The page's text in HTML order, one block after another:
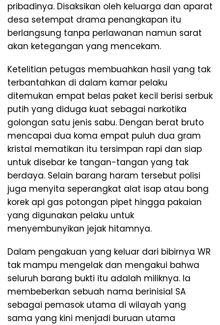
pribadinya. Disaksikan oleh keluarga dan aparat
desa setempat drama penangkapan itu
berlangsung tanpa perlawanan namun sarat
akan ketegangan yang mencekam.
​Ketelitian petugas membuahkan hasil yang tak
terbantahkan di dalam kamar pelaku
ditemukan empat belas paket kecil berisi serbuk
putih yang diduga kuat sebagai narkotika
golongan satu jenis sabu. Dengan berat bruto
mencapai dua koma empat puluh dua gram
kristal mematikan itu tersimpan rapi dan siap
untuk disebar ke tangan-tangan yang tak
berdaya. Selain barang haram tersebut polisi
juga menyita seperangkat alat isap atau bong
korek api gas potongan pipet hingga pakaian
yang digunakan pelaku untuk
menyembunyikan jejak hitamnya.
​Dalam pengakuan yang keluar dari bibirnya WR
tak mampu mengelak dan mengakui bahwa
seluruh barang bukti itu adalah miliknya. Ia
membeberkan sebuah nama berinisial SA
sebagai pemasok utama di wilayah yang
sama yang kini menjadi buruan utama